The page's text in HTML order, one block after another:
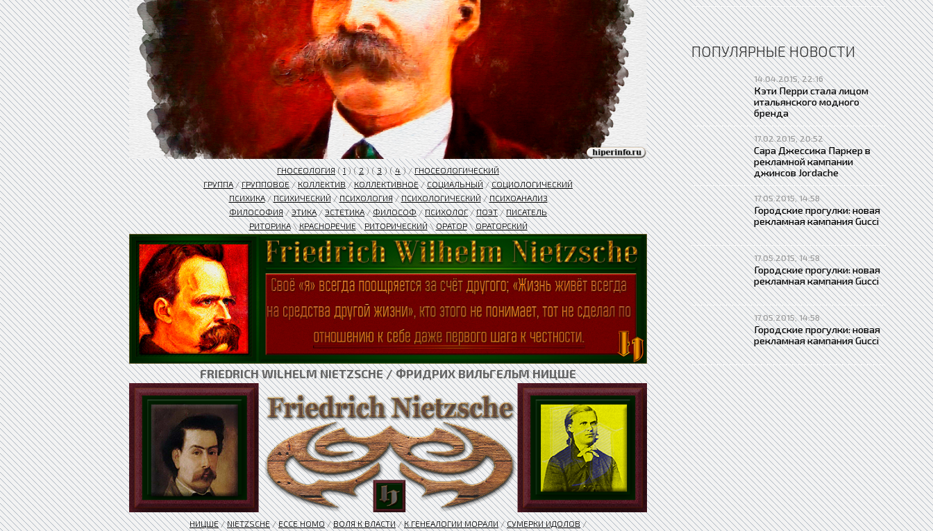
ГНОСЕОЛОГИЯ(1) (2) (3) (4) /ГНОСЕОЛОГИЧЕСКИЙ
ГРУППА/ГРУППОВОЕ/КОЛЛЕКТИВ/КОЛЛЕКТИВНОЕ/СОЦИАЛЬНЫЙ/СОЦИОЛОГИЧЕСКИЙ
ПСИХИКА/ПСИХИЧЕСКИЙ/ПСИХОЛОГИЯ/ПСИХОЛОГИЧЕСКИЙ/ПСИХОАНАЛИЗ
ФИЛОСОФИЯ/ЭТИКА/ЭСТЕТИКА/ФИЛОСОФ/ПСИХОЛОГ/ПОЭТ/ПИСАТЕЛЬ
РИТОРИКА\КРАСНОРЕЧИЕ\РИТОРИЧЕСКИЙ\ОРАТОР\ОРАТОРСКИЙ
FRIEDRICH WILHELM NIETZSCHE / ФРИДРИХ ВИЛЬГЕЛЬМ НИЦШЕ
НИЦШЕ/NIETZSCHE/ЕССЕ HOMO/ВОЛЯ К ВЛАСТИ/К ГЕНЕАЛОГИИ МОРАЛИ/СУМЕРКИ ИДОЛОВ/
ПОПУЛЯРНЫЕ НОВОСТИ
14.04.2015, 22:16
Кэти Перри стала лицом
итальянского модного
бренда
17.02.2015, 20:52
Сара Джессика Паркер в
рекламной кампании
джинсов Jordache
17.05.2015, 14:58
Городские прогулки: новая
рекламная кампания Gucci
17.05.2015, 14:58
Городские прогулки: новая
рекламная кампания Gucci
17.05.2015, 14:58
Городские прогулки: новая
рекламная кампания Gucci